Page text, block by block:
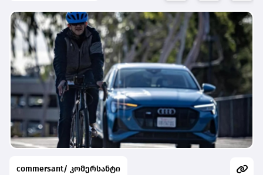
commersant/ კომერსანტი